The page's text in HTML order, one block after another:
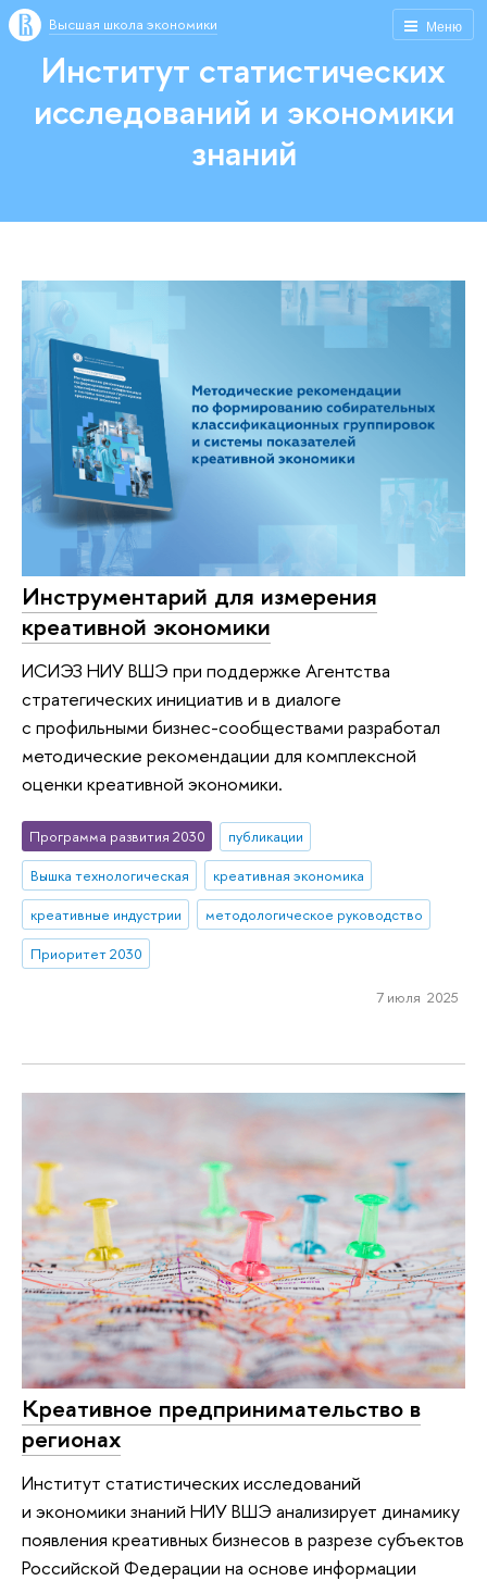
Меню
Высшая школа экономики
Институт статистических
исследований и экономики
знаний
Инструментарий для измерения
креативной экономики
ИСИЭЗ НИУ ВШЭ при поддержке Агентства
стратегических инициатив и в диалоге
с профильными бизнес-сообществами разработал
методические рекомендации для комплексной
оценки креативной экономики.
Программа развития 2030
публикации
Вышка технологическая
креативная экономика
креативные индустрии
методологическое руководство
Приоритет 2030
7 июля 2025
Креативное предпринимательство в
регионах
Институт статистических исследований
и экономики знаний НИУ ВШЭ анализирует динамику
появления креативных бизнесов в разрезе субъектов
Российской Федерации на основе информации